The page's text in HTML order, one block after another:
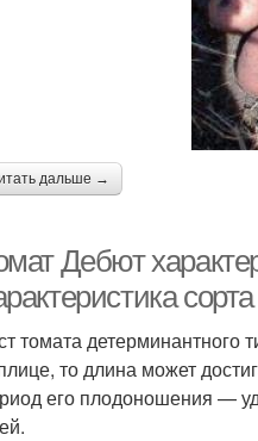
дальше →
Дебют
томата
то длина может
его плодоношения —